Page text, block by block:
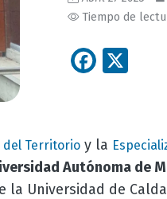
Tiempo de
del Territorioy la
Autónoma de
Universidad de